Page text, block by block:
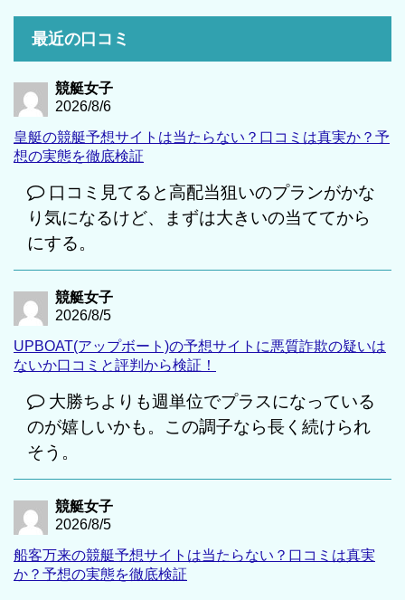
最近の口コミ
競艇女子
2026/8/6
皇艇の競艇予想サイトは当たらない？口コミは真実か？予
想の実態を徹底検証
口コミ見てると高配当狙いのプランがかな
り気になるけど、まずは大きいの当ててから
にする。
競艇女子
2026/8/5
UPBOAT(アップボート)の予想サイトに悪質詐欺の疑いは
ないか口コミと評判から検証！
大勝ちよりも週単位でプラスになっている
のが嬉しいかも。この調子なら長く続けられ
そう。
競艇女子
2026/8/5
船客万来の競艇予想サイトは当たらない？口コミは真実
か？予想の実態を徹底検証